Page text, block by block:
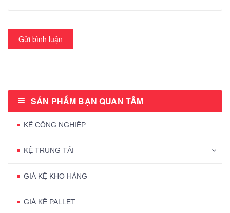
Gửi bình luận
SẢN PHẨM BẠN QUAN TÂM
KỆ CÔNG NGHIỆP
KỆ TRUNG TẢI
GIÁ KỆ KHO HÀNG
GIÁ KỆ PALLET